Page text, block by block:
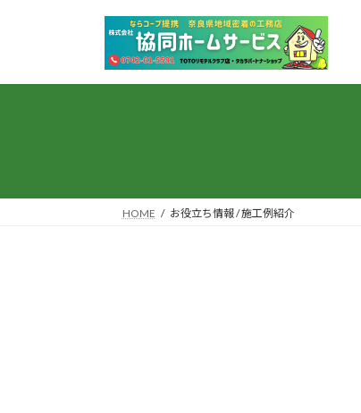
プ
動
HOME お役立ち情報 / 施工例紹介